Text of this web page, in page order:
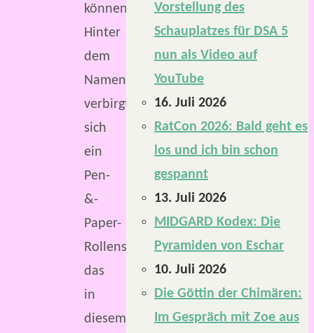
können.
Hinter
dem
Namen
verbirgt
sich
ein
Pen-
&-
Paper-
Rollenspiel,
das
in
diesem
Vorstellung des
Schauplatzes für DSA 5
nun als Video auf
YouTube
16. Juli 2026
RatCon 2026: Bald geht es
los und ich bin schon
gespannt
13. Juli 2026
MIDGARD Kodex: Die
Pyramiden von Eschar
10. Juli 2026
Die Göttin der Chimären:
Im Gespräch mit Zoe aus